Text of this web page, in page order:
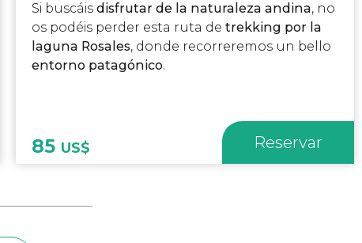
Si buscáis disfrutar de la naturaleza andina, no
os podéis perder esta ruta de trekking por la
laguna Rosales, donde recorreremos un bello
entorno patagónico.
85 US$ Reservar